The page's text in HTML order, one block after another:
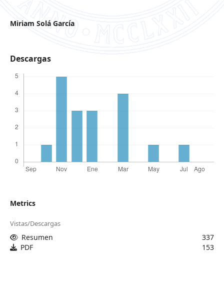
Miriam Solá García
Descargas
Metrics
Vistas/Descargas
Resumen
337
PDF
153